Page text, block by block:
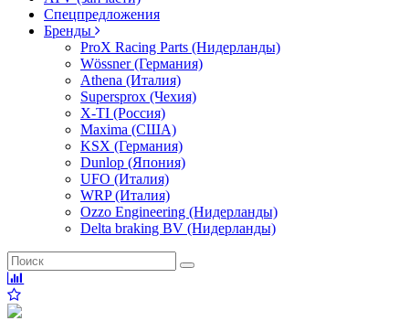
Спецпредложения
Бренды
ProX Racing Parts (Нидерланды)
Wössner (Германия)
Athena (Италия)
Supersprox (Чехия)
X-TI (Россия)
Maxima (США)
KSX (Германия)
Dunlop (Япония)
UFO (Италия)
WRP (Италия)
Ozzo Engineering (Нидерланды)
Delta braking BV (Нидерланды)